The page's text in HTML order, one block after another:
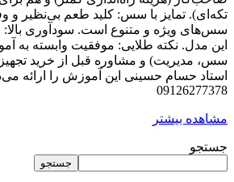
تکه‌ای). تمایز با سس: کلید طعم بی‌نظیر و
سس‌های ویژه و متنوع است. سودآوری
این مدل. نکته طلایی: موفقیت وابسته به
سس، مدیریت) و مشاوره قبل از خرید
استاد حسام حسینی این آموزش را ارائه
09126277378
مشاهده بیشتر
جستجو
جستجو